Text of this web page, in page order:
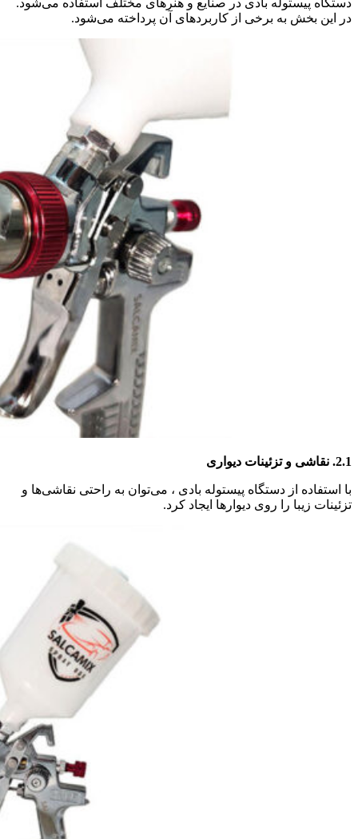
در این بخش به برخی از کاربردهای آن پرداخته می‌شود.
2.1. نقاشی و تزئینات دیواری
با استفاده از دستگاه پیستوله بادی ، می‌توان به راحتی نقاشی‌ها و
تزئینات زیبا را روی دیوارها ایجاد کرد.